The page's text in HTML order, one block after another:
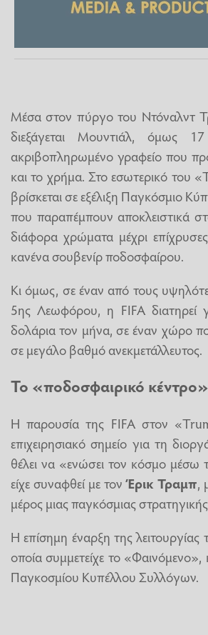
Μέσα στον πύργο του Ντόναλντ
διεξάγεται Μουντιάλ, όμως
ακριβοπληρωμένο γραφείο που
και το χρήμα. Στο εσωτερικό του
βρίσκεται σε εξέλιξη Παγκόσμιο
που παραπέμπουν αποκλειστικά
διάφορα χρώματα μέχρι
κανένα σουβενίρ ποδοσφαίρου.
Κι όμως, σε έναν από τους
5ης Λεωφόρου, η FIFA διατηρεί
δολάρια τον μήνα, σε έναν χώρο
σε μεγάλο βαθμό ανεκμετάλλευτος.
Το «ποδοσφαιρικό
Η παρουσία της FIFA στον
επιχειρησιακό σημείο για τη
θέλει να «ενώσει τον κόσμο
είχε συναφθεί με τονΈρικ Τραμπ,
μέρος μιας παγκόσμιας
Η επίσημη έναρξη της
οποία συμμετείχε το
Παγκοσμίου Κυπέλλου Συλλόγων.